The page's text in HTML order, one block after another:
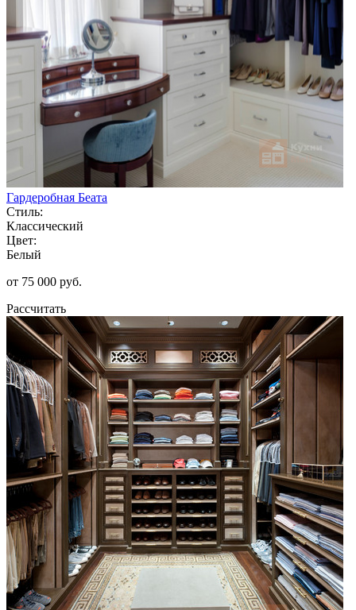
Гардеробная Беата
Стиль:
Классический
Цвет:
Белый
от 75 000 руб.
Рассчитать